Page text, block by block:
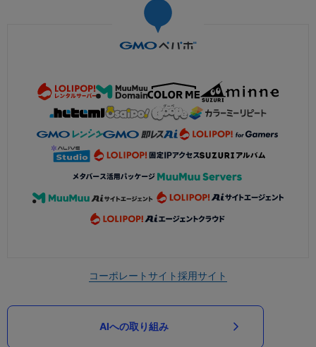
コーポレートサイト採用サイト
AIへの取り組み